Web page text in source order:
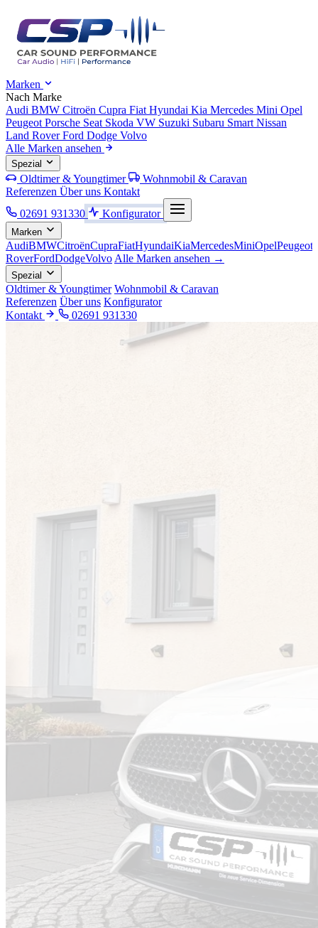
Marken
Nach Marke
Audi BMW Citroën Cupra Fiat Hyundai Kia Mercedes Mini Opel
Peugeot Porsche Seat Skoda VW Suzuki Subaru Smart Nissan
Land RoverFord Dodge Volvo
Alle Marken ansehen
Spezial
Oldtimer & Youngtimer
Wohnmobil & Caravan
Referenzen Über uns Kontakt
02691 931330
Konfigurator
Marken
AudiBMWCitroënCupraFiatHyundaiKiaMercedesMiniOpelPeugeot
RoverFordDodgeVolvo Alle Marken ansehen →
Spezial
Oldtimer & Youngtimer Wohnmobil & Caravan
Referenzen Über uns Konfigurator
Kontakt
02691 931330